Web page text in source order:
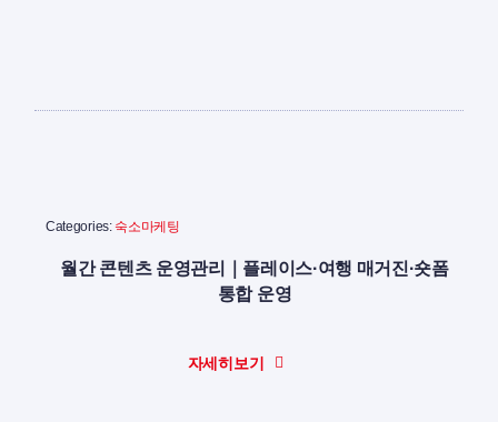
Categories: 숙소마케팅
월간 콘텐츠 운영관리｜플레이스·여행 매거진·숏폼
통합 운영
자세히보기